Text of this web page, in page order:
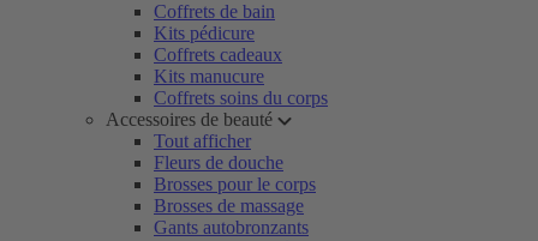
Coffrets de bain
Kits pédicure
Coffrets cadeaux
Kits manucure
Coffrets soins du corps
Accessoires de beauté
Tout afficher
Fleurs de douche
Brosses pour le corps
Brosses de massage
Gants autobronzants